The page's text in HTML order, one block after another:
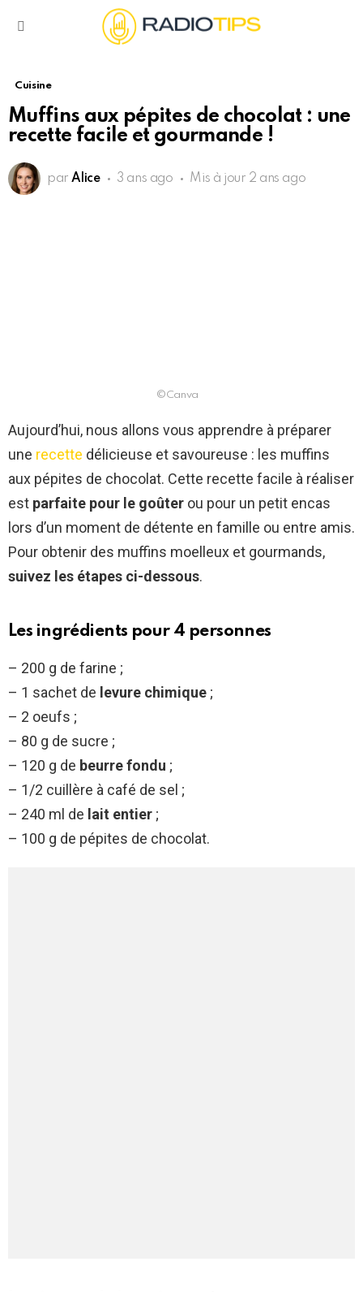
Cuisine
Muffins aux pépites de chocolat : une
recette facile et gourmande !
par Alice 3 ans ago Mis à jour 2 ans ago
©Canva
Aujourd’hui, nous allons vous apprendre à préparer
une recette délicieuse et savoureuse : les muffins
aux pépites de chocolat. Cette recette facile à réaliser
est parfaite pour le goûter ou pour un petit encas
lors d’un moment de détente en famille ou entre amis.
Pour obtenir des muffins moelleux et gourmands,
suivez les étapes ci-dessous.
Les ingrédients pour 4 personnes
– 200 g de farine ;
– 1 sachet de levure chimique ;
– 2 oeufs ;
– 80 g de sucre ;
– 120 g de beurre fondu ;
– 1/2 cuillère à café de sel ;
– 240 ml de lait entier ;
– 100 g de pépites de chocolat.